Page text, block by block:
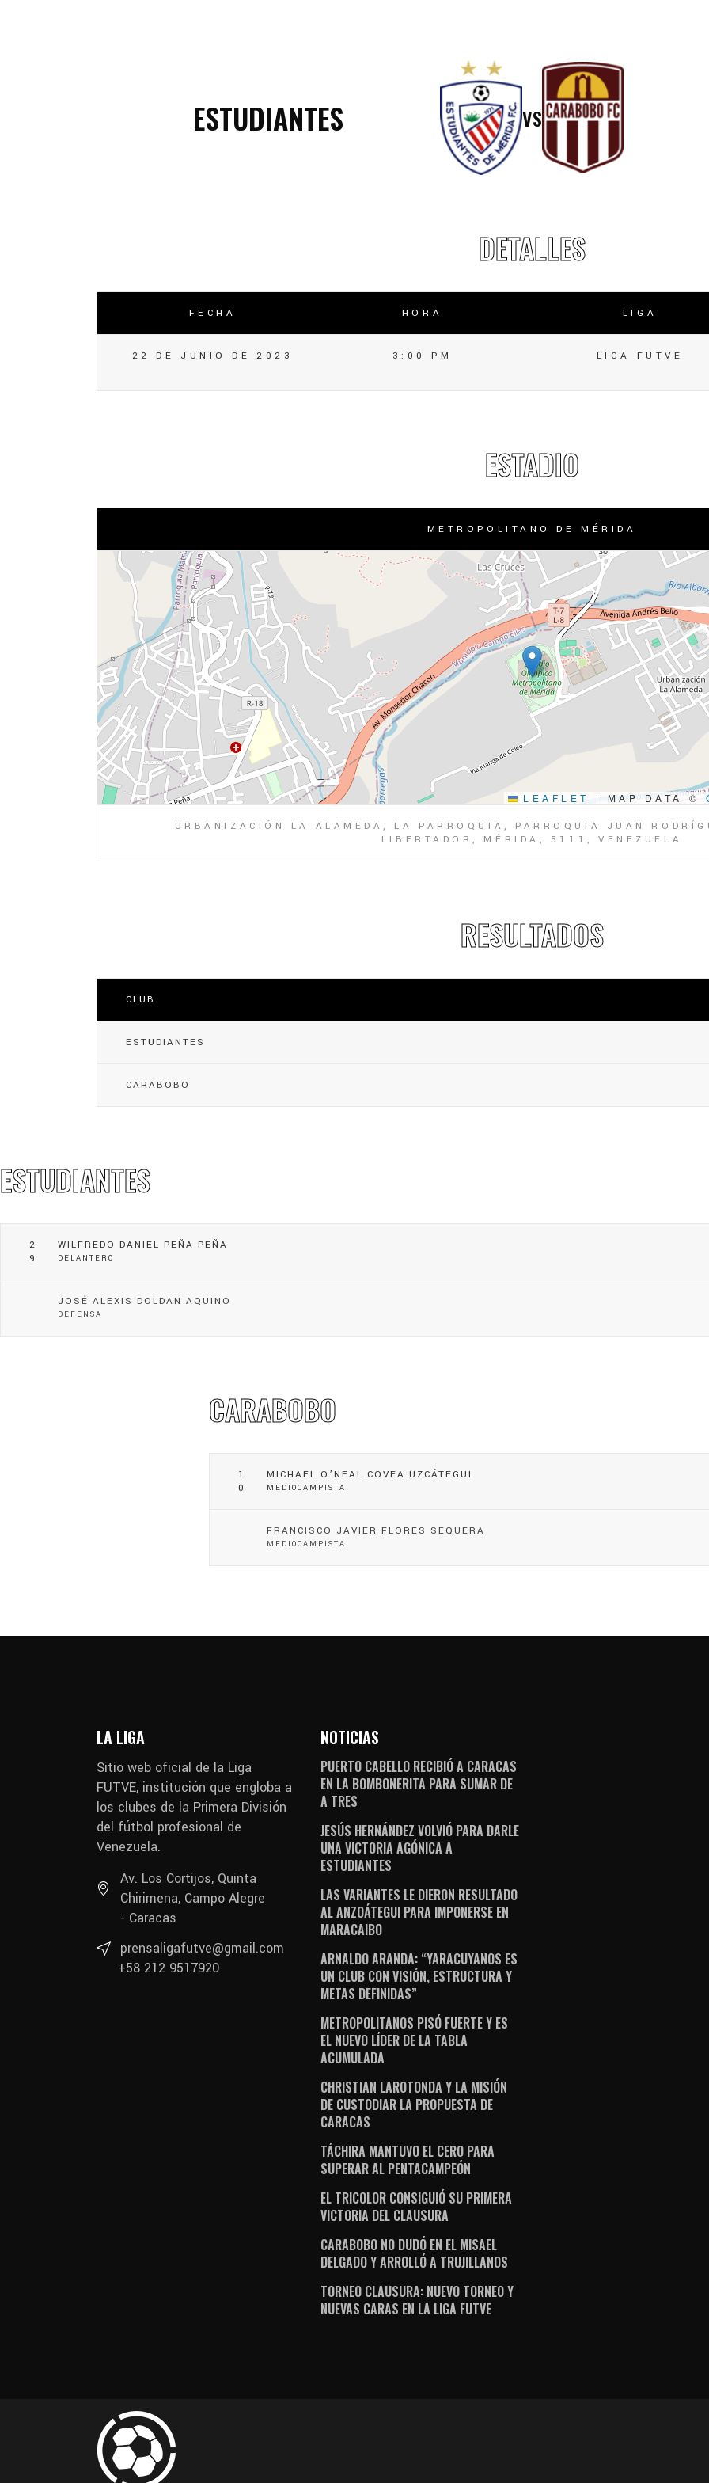
ESTUDIANTES VS
DETALLES
FECHA HORA LIGA
22 DE JUNIO DE 2023 3:00 PM LIGA FUTVE
ESTADIO
METROPOLITANO DE MÉRIDA
LEAFLET | MAP DATA ©
URBANIZACIÓN LA ALAMEDA, LA PARROQUIA, PARROQUIA JUAN
LIBERTADOR, MÉRIDA, 5111, VENEZUELA
RESULTADOS
CLUB
ESTUDIANTES
CARABOBO
ESTUDIANTES
2
9
WILFREDO DANIEL PEÑA PEÑA
DELANTERO
JOSÉ ALEXIS DOLDAN AQUINO
DEFENSA
CARABOBO
1
0
MICHAEL O’NEAL COVEA UZCÁTEGUI
MEDIOCAMPISTA
FRANCISCO JAVIER FLORES SEQUERA
MEDIOCAMPISTA
LA LIGA
Sitio web oficial de la Liga
FUTVE, institución que engloba a
los clubes de la Primera División
del fútbol profesional de
Venezuela.
Av. Los Cortijos, Quinta
Chirimena, Campo Alegre
- Caracas
prensaligafutve@gmail.com
+58 212 9517920
NOTICIAS
PUERTO CABELLO RECIBIÓ A CARACAS
EN LA BOMBONERITA PARA SUMAR DE
A TRES
JESÚS HERNÁNDEZ VOLVIÓ PARA DARLE
UNA VICTORIA AGÓNICA A
ESTUDIANTES
LAS VARIANTES LE DIERON RESULTADO
AL ANZOÁTEGUI PARA IMPONERSE EN
MARACAIBO
ARNALDO ARANDA: “YARACUYANOS ES
UN CLUB CON VISIÓN, ESTRUCTURA Y
METAS DEFINIDAS”
METROPOLITANOS PISÓ FUERTE Y ES
EL NUEVO LÍDER DE LA TABLA
ACUMULADA
CHRISTIAN LAROTONDA Y LA MISIÓN
DE CUSTODIAR LA PROPUESTA DE
CARACAS
TÁCHIRA MANTUVO EL CERO PARA
SUPERAR AL PENTACAMPEÓN
EL TRICOLOR CONSIGUIÓ SU PRIMERA
VICTORIA DEL CLAUSURA
CARABOBO NO DUDÓ EN EL MISAEL
DELGADO Y ARROLLÓ A TRUJILLANOS
TORNEO CLAUSURA: NUEVO TORNEO Y
NUEVAS CARAS EN LA LIGA FUTVE